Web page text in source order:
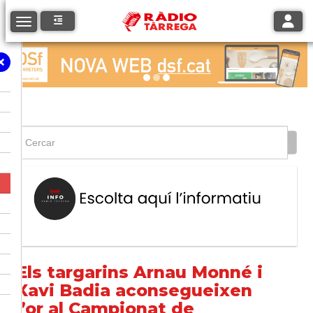
Toggle navigation
Els targarins Arnau Monné i
Xavi Badia aconsegueixen
l’or al Campionat de